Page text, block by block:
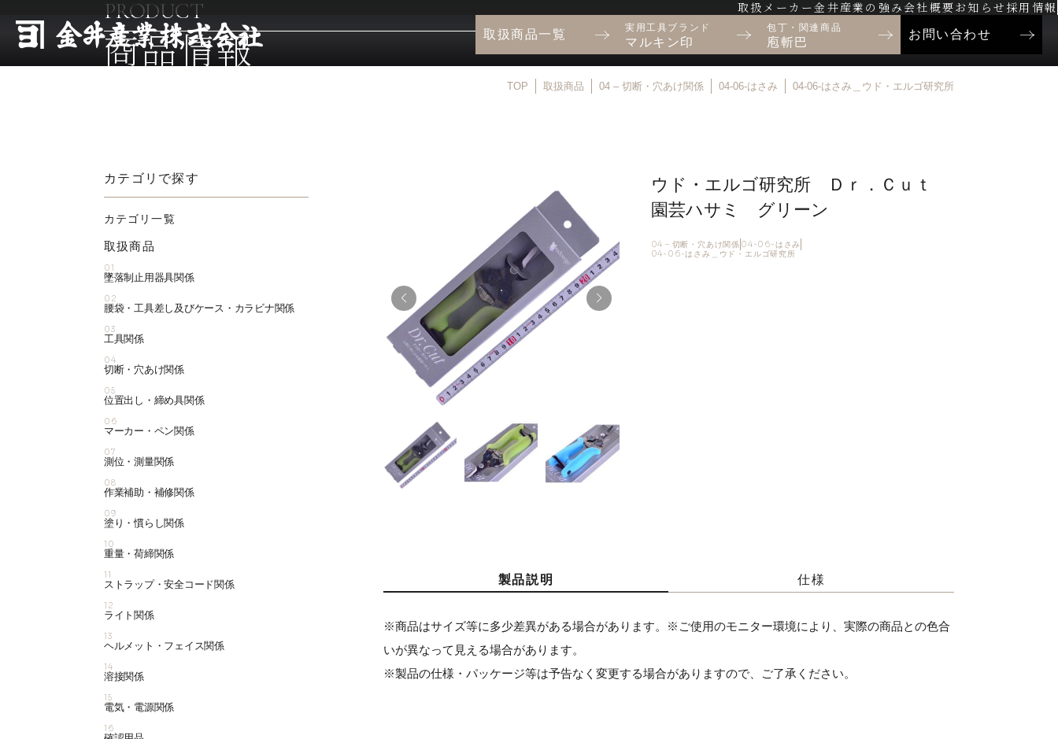
取扱メーカー金井産業の強み 会社概要お知らせ 採用情報
取扱商品一覧 実用工具ブランド
マルキン印
包丁・関連商品
庖斬巴
お問い合わせ
PRODUCT
商品情報
TOP 取扱商品 04 – 切断・穴あけ関係 04-06-はさみ 04-06-はさみ＿ウド・エルゴ研究所
ウド・エルゴ研究所 Ｄｒ．Ｃｕｔ
園芸ハサミ グリーン
04 – 切断・穴あけ関係 04-06-はさみ
04-06-はさみ＿ウド・エルゴ研究所
製品説明 仕様
※商品はサイズ等に多少差異がある場合があります。※ご使用のモニター環境により、実際の商品との色合
いが異なって見える場合があります。
※製品の仕様・パッケージ等は予告なく変更する場合がありますので、ご了承ください。
カテゴリで探す
カテゴリ一覧
取扱商品
01
墜落制止用器具関係
02
腰袋・工具差し及びケース・カラビナ関係
03
工具関係
04
切断・穴あけ関係
05
位置出し・締め具関係
06
マーカー・ペン関係
07
測位・測量関係
08
作業補助・補修関係
09
塗り・慣らし関係
10
重量・荷締関係
11
ストラップ・安全コード関係
12
ライト関係
13
ヘルメット・フェイス関係
14
溶接関係
15
電気・電源関係
16